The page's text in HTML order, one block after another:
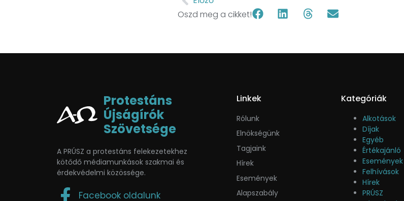
Oszd meg a cikket!
Protestáns
Újságírók
Szövetsége
A PRÚSZ a protestáns felekezetekhez
kötődő médiamunkások szakmai és
érdekvédelmi közössége.
Facebook oldalunk
Linkek
Rólunk
Elnökségünk
Tagjaink
Hírek
Események
Alapszabály
Kategóriák
Alkotások
Díjak
Egyéb
Értékajánló
Események
Felhívások
Hírek
PRÚSZ